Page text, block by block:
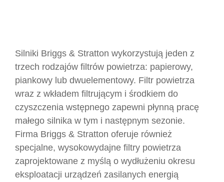
Silniki Briggs & Stratton wykorzystują jeden z
trzech rodzajów filtrów powietrza: papierowy,
piankowy lub dwuelementowy. Filtr powietrza
wraz z wkładem filtrującym i środkiem do
czyszczenia wstępnego zapewni płynną pracę
małego silnika w tym i następnym sezonie.
Firma Briggs & Stratton oferuje również
specjalne, wysokowydajne filtry powietrza
zaprojektowane z myślą o wydłużeniu okresu
eksploatacji urządzeń zasilanych energią